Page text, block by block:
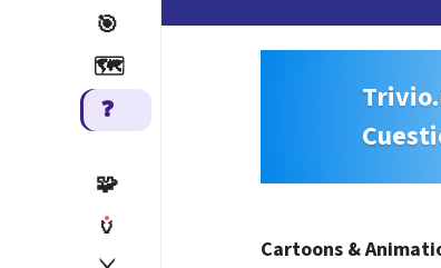
🎯
🗺️
❓
🧩
🏺
Cartoons &